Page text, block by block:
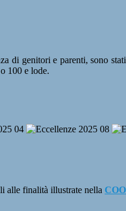
di genitori e parenti, sono
100 e lode.
alle finalità illustrate nella